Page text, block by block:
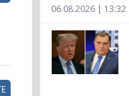
06.08.2026 | 13:32